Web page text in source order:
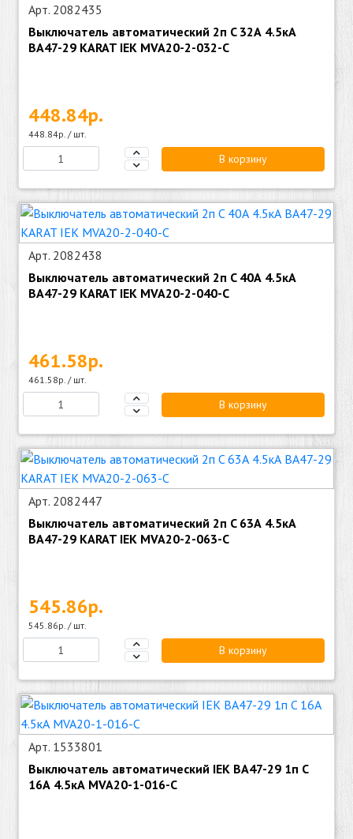
Арт. 2082435
Выключатель автоматический 2п C 32А 4.5кА
ВА47-29 KARAT IEK MVA20-2-032-C
448.84р.
448.84р. / шт.
В корзину
Арт. 2082438
Выключатель автоматический 2п C 40А 4.5кА
ВА47-29 KARAT IEK MVA20-2-040-C
461.58р.
461.58р. / шт.
В корзину
Арт. 2082447
Выключатель автоматический 2п C 63А 4.5кА
ВА47-29 KARAT IEK MVA20-2-063-C
545.86р.
545.86р. / шт.
В корзину
Арт. 1533801
Выключатель автоматический IEK ВА47-29 1п C
16А 4.5кА MVA20-1-016-C